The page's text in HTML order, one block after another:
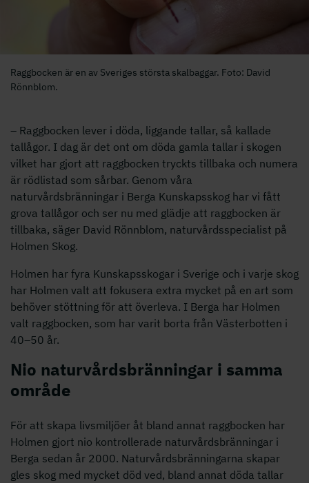
Raggbocken är en av Sveriges största skalbaggar. Foto: David
Rönnblom.
– Raggbocken lever i döda, liggande tallar, så kallade
tallågor. I dag är det ont om döda gamla tallar i skogen
vilket har gjort att raggbocken tryckts tillbaka och numera
är rödlistad som sårbar. Genom våra
naturvårdsbränningar i Berga Kunskapsskog har vi fått
grova tallågor och ser nu med glädje att raggbocken är
tillbaka, säger David Rönnblom, naturvårdsspecialist på
Holmen Skog.
Holmen har fyra Kunskapsskogar i Sverige och i varje skog
har Holmen valt att fokusera extra mycket på en art som
behöver stöttning för att överleva. I Berga har Holmen
valt raggbocken, som har varit borta från Västerbotten i
40–50 år.
Nio naturvårdsbränningar i samma
område
För att skapa livsmiljöer åt bland annat raggbocken har
Holmen gjort nio kontrollerade naturvårdsbränningar i
Berga sedan år 2000. Naturvårdsbränningarna skapar
gles skog med mycket död ved, bland annat döda tallar